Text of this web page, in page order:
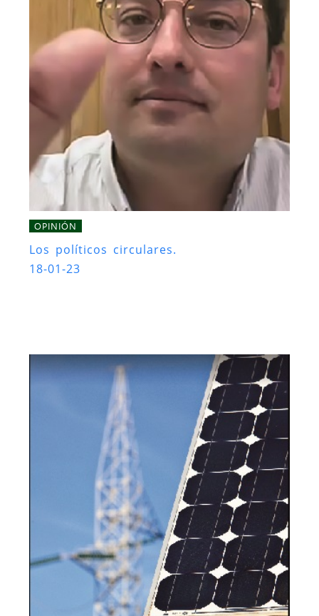
OPINIÓN
Los políticos circulares.
18-01-23